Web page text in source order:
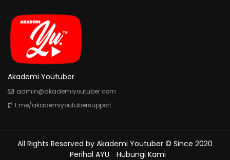
Akademi Youtuber
admin@akademiyoutuber.com
t.me/akademiyoutubersupport
All Rights Reserved by Akademi Youtuber © Since 2020
Perihal AYU
Hubungi Kami